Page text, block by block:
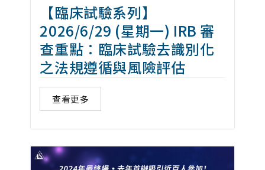
【臨床試驗系列】
2026/6/29 (星期一) IRB 審
查重點：臨床試驗去識別化
之法規遵循與風險評估
查看更多